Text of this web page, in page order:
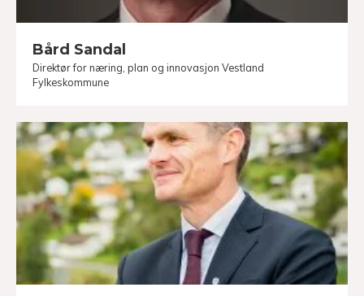
Bård Sandal
Direktør for næring, plan og innovasjon Vestland
Fylkeskommune